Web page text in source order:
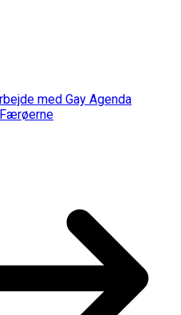
med Gay Agenda